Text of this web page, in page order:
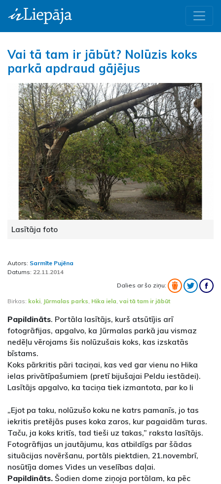
Vai tā tam ir jābūt? Nolūzis koks
parkā apdraud gājējus
Lasītāja foto
Autors: Sarmīte Pujēna
Datums: 22.11.2014
Dalies ar šo ziņu:
Birkas: koki, Jūrmalas parks, Hika iela, vai tā tam ir jābūt
Papildināts. Portāla lasītājs, kurš atsūtījis arī
fotogrāfijas, apgalvo, ka Jūrmalas parkā jau vismaz
nedēļu vērojams šis nolūzušais koks, kas izskatās
bīstams.
Koks pārkritis pāri taciņai, kas ved gar vienu no Hika
ielas privātīpašumiem (pretī bijušajai Peldu iestādei).
Lasītājs apgalvo, ka taciņa tiek izmantota, par ko li
„Ejot pa taku, nolūzušo koku ne katrs pamanīs, jo tas
iekritis pretējās puses koka zaros, kur pagaidām turas.
Taču, ja koks kritīs, tad tieši uz takas,” raksta lasītājs.
Fotogrāfijas un jautājumu, kas atbildīgs par šādas
situācijas novēršanu, portāls piektdien, 21.novembrī,
nosūtīja domes Vides un veselības daļai.
Papildināts. Šodien dome ziņoja portālam, ka pēc